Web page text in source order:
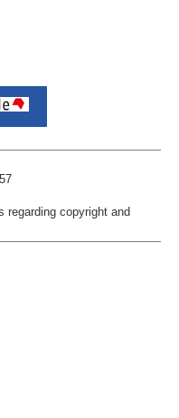
regarding copyright and